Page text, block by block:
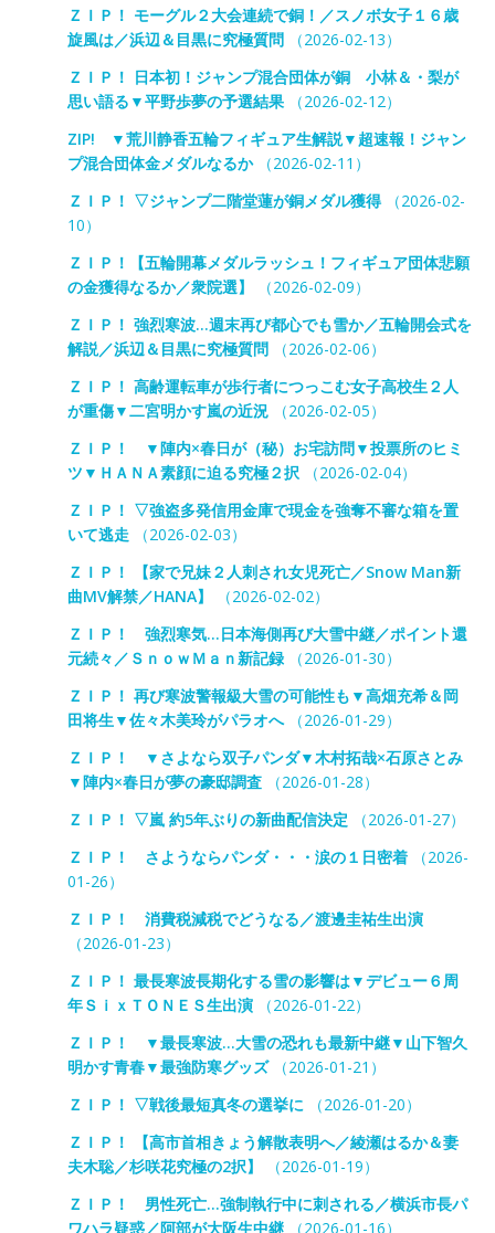
ＺＩＰ！ モーグル２大会連続で銅！／スノボ女子１６歳
旋風は／浜辺＆目黒に究極質問（2026-02-13）
ＺＩＰ！ 日本初！ジャンプ混合団体が銅 小林＆・梨が
思い語る▼平野歩夢の予選結果（2026-02-12）
ZIP! ▼荒川静香五輪フィギュア生解説▼超速報！ジャン
プ混合団体金メダルなるか（2026-02-11）
ＺＩＰ！ ▽ジャンプ二階堂蓮が銅メダル獲得（2026-02-
10）
ＺＩＰ！【五輪開幕メダルラッシュ！フィギュア団体悲願
の金獲得なるか／衆院選】
（2026-02-09）
ＺＩＰ！ 強烈寒波…週末再び都心でも雪か／五輪開会式を
解説／浜辺＆目黒に究極質問（2026-02-06）
ＺＩＰ！ 高齢運転車が歩行者につっこむ女子高校生２人
が重傷▼二宮明かす嵐の近況（2026-02-05）
ＺＩＰ！ ▼陣内×春日が（秘）お宅訪問▼投票所のヒミ
ツ▼ＨＡＮＡ素顔に迫る究極２択 （2026-02-04）
ＺＩＰ！ ▽強盗多発信用金庫で現金を強奪不審な箱を置
いて逃走（2026-02-03）
ＺＩＰ！ 【家で兄妹２人刺され女児死亡／Snow Man新
曲MV解禁／HANA】
（2026-02-02）
ＺＩＰ！ 強烈寒気…日本海側再び大雪中継／ポイント還
元続々／ＳｎｏｗＭａｎ新記録（2026-01-30）
ＺＩＰ！ 再び寒波警報級大雪の可能性も▼高畑充希＆岡
田将生▼佐々木美玲がパラオへ（2026-01-29）
ＺＩＰ！ ▼さよなら双子パンダ▼木村拓哉×石原さとみ
▼陣内×春日が夢の豪邸調査（2026-01-28）
ＺＩＰ！ ▽嵐 約5年ぶりの新曲配信決定 （2026-01-27）
ＺＩＰ！ さようならパンダ・・・涙の１日密着（2026-
01-26）
ＺＩＰ！ 消費税減税でどうなる／渡邊圭祐生出演
（2026-01-23）
ＺＩＰ！ 最長寒波長期化する雪の影響は▼デビュー６周
年ＳｉｘＴＯＮＥＳ生出演（2026-01-22）
ＺＩＰ！ ▼最長寒波…大雪の恐れも最新中継▼山下智久
明かす青春▼最強防寒グッズ（2026-01-21）
ＺＩＰ！ ▽戦後最短真冬の選挙に （2026-01-20）
ＺＩＰ！ 【高市首相きょう解散表明へ／綾瀬はるか＆妻
夫木聡／杉咲花究極の2択】
（2026-01-19）
ＺＩＰ！ 男性死亡…強制執行中に刺される／横浜市長パ
ワハラ疑惑／阿部が大阪生中継（2026-01-16）